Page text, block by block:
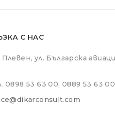
С НАС
Плевен, ул. Българска
0898 53 63 00, 0889 53 63 00